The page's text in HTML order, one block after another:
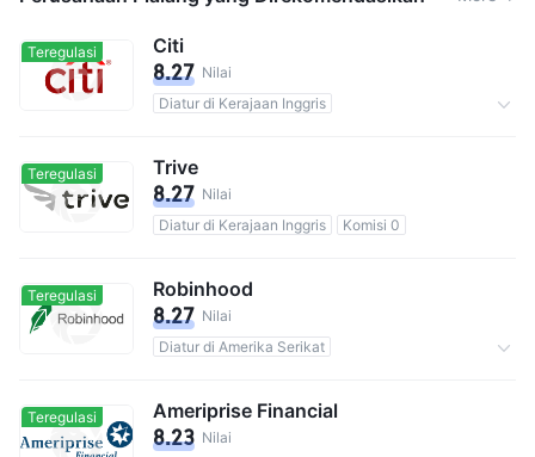
Teregulasi Citi
8.27 Nilai
Diatur di Kerajaan Inggris
Teregulasi Trive
8.27 Nilai
Diatur di Kerajaan Inggris
Komisi 0
Teregulasi Robinhood
8.27 Nilai
Diatur di Amerika Serikat
Teregulasi Ameriprise Financial
8.23 Nilai